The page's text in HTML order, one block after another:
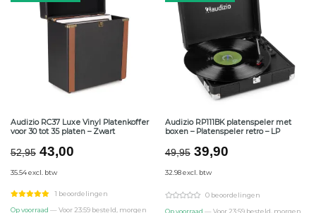
Audizio RC37 Luxe Vinyl Platenkoffer
voor 30 tot 35 platen – Zwart
52,95 Oorspronkelijke
was:
€52,95.
43,00Huidige
€43,00.
35.54 excl. btw
1 beoordelingen
Op voorraad — Voor 23:59 besteld, morgen
Audizio RP111BK platenspeler met
boxen – Platenspeler retro – LP
49,95 Oorspronkelijke
was:
€49,95.
39,90Huidige
€39,90.
32.98 excl. btw
0 beoordelingen